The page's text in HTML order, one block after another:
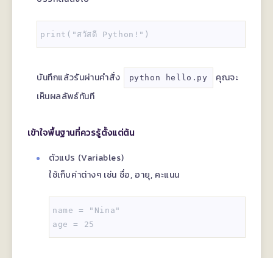
บันทึกแล้วรันผ่านคำสั่ง python hello.py
คุณจะ
เห็นผลลัพธ์ทันที
เข้าใจพื้นฐานที่ควรรู้ตั้งแต่ต้น
ตัวแปร (Variables)
ใช้เก็บค่าต่างๆ เช่น ชื่อ, อายุ, คะแนน
name = "Nina"